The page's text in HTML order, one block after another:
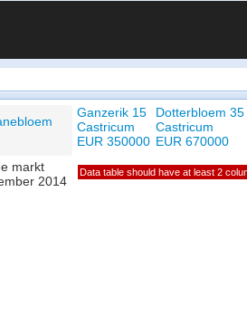
markt
2014
Ganzerik 15
Castricum
EUR 350000
Dotterbloem 35
Castricum
EUR 670000
Data table should have at least 2